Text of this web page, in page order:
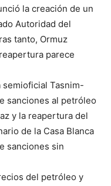
la creación de un
Autoridad del
tanto, Ormuz
parece
semioficial Tasnim-
sanciones al petróleo
y la reapertura del
de la Casa Blanca
sanciones sin
del petróleo y